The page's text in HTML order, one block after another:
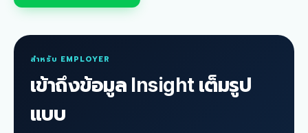
สำหรับ EMPLOYER
เข้าถึงข้อมูล Insight เต็มรูป
แบบ